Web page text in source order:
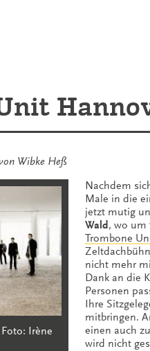
von Wibke Heß
Irène
Nachdem
Male in die
jetzt mutig
Wald , wo um
Trombone
nicht mehr
Dank an die
Personen
Ihre
mitbringen.
einen auch
wird nicht